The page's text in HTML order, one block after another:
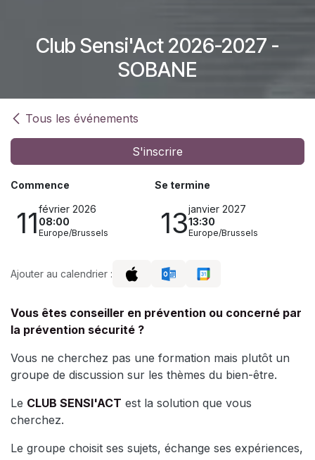
Club Sensi'Act 2026-2027 -
SOBANE
Tous les événements
S'inscrire
Commence
11février 2026
08:00
Europe/Brussels
Se termine
13janvier 2027
13:30
Europe/Brussels
Ajouter au calendrier :
Vous êtes conseiller en prévention ou concerné par
la prévention sécurité ?
Vous ne cherchez pas une formation mais plutôt un
groupe de discussion sur les thèmes du bien-être.
Le CLUB SENSI'ACT est la solution que vous
cherchez.
Le groupe choisit ses sujets, échange ses expériences,